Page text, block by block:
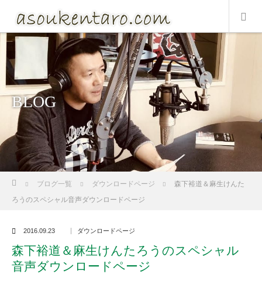
BLOG
ブログ一覧 ダウンロードページ
森下裕道＆麻生けんた
ろうのスペシャル音声ダウンロードページ
2016.09.23 ダウンロードページ
森下裕道＆麻生けんたろうのスペシャル
音声ダウンロードページ